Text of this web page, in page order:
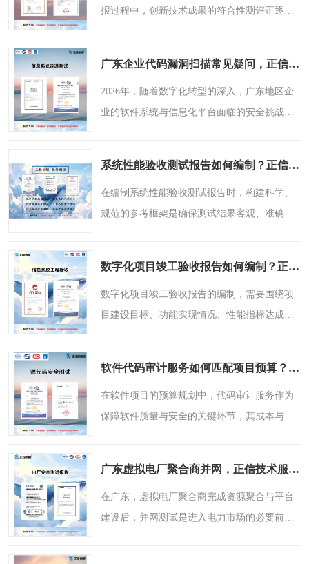
报过程中，创新技术成果的符合性测评正逐渐
证明外，一份由第三..
广东企业代码漏洞扫描常见疑问，正信技术服务结合案例解析
2026年，随着数字化转型的深入，广东地区企
业的软件系统与信息化平台面临的安全挑战日
续性和数据安全的重..
系统性能验收测试报告如何编制？正信技术服务提供参考框架
在编制系统性能验收测试报告时，构建科学、
规范的参考框架是确保测试结果客观、准确的
广东正信技术服务有..
数字化项目竣工验收报告如何编制？正信技术服务提供专业模板指导
数字化项目竣工验收报告的编制，需要围绕项
目建设目标、功能实现情况、性能指标达成、
收报告，既是项目交付..
软件代码审计服务如何匹配项目预算？正信技术服务经验谈
在软件项目的预算规划中，代码审计服务作为
保障软件质量与安全的关键环节，其成本与项
否包含渗透测试）、..
广东虚拟电厂聚合商并网，正信技术服务虚拟电厂测试项目及周期
在广东，虚拟电厂聚合商完成资源聚合与平台
建设后，并网测试是进入电力市场的必要前置